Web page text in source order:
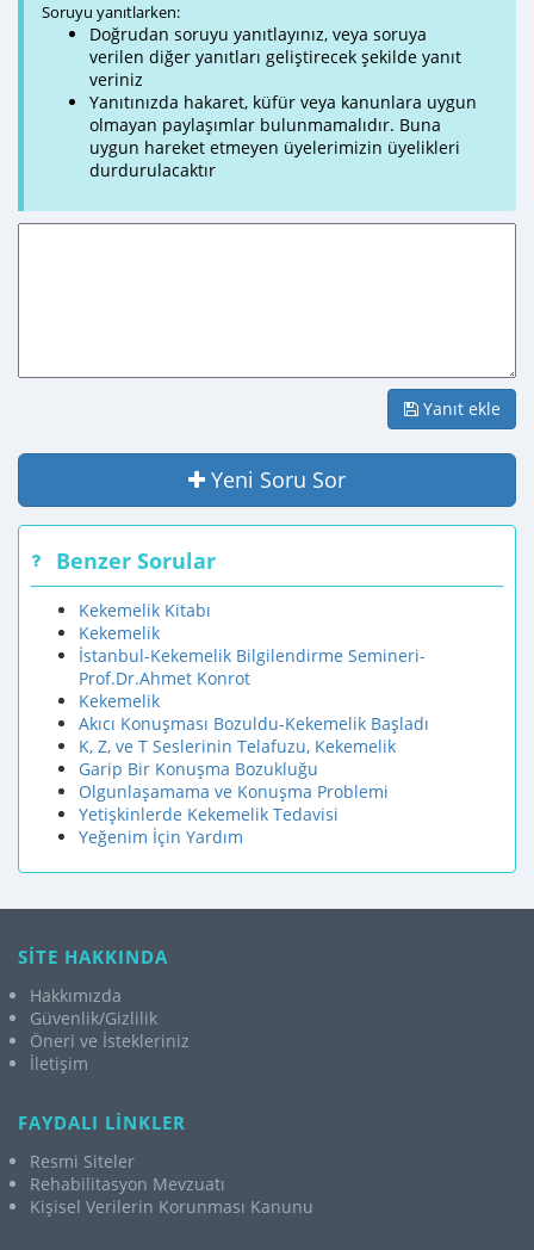
Soruyu yanıtlarken:
Doğrudan soruyu yanıtlayınız, veya soruya
verilen diğer yanıtları geliştirecek şekilde yanıt
veriniz
Yanıtınızda hakaret, küfür veya kanunlara uygun
olmayan paylaşımlar bulunmamalıdır. Buna
uygun hareket etmeyen üyelerimizin üyelikleri
durdurulacaktır
Yanıt ekle
Yeni Soru Sor
Benzer Sorular
Kekemelik Kitabı
Kekemelik
İstanbul-Kekemelik Bilgilendirme Semineri-
Prof.Dr.Ahmet Konrot
Kekemelik
Akıcı Konuşması Bozuldu-Kekemelik Başladı
K, Z, ve T Seslerinin Telafuzu, Kekemelik
Garip Bir Konuşma Bozukluğu
Olgunlaşamama ve Konuşma Problemi
Yetişkinlerde Kekemelik Tedavisi
Yeğenim İçin Yardım
SİTE HAKKINDA
Hakkımızda
Güvenlik/Gizlilik
Öneri ve İstekleriniz
İletişim
FAYDALI LİNKLER
Resmi Siteler
Rehabilitasyon Mevzuatı
Kişisel Verilerin Korunması Kanunu